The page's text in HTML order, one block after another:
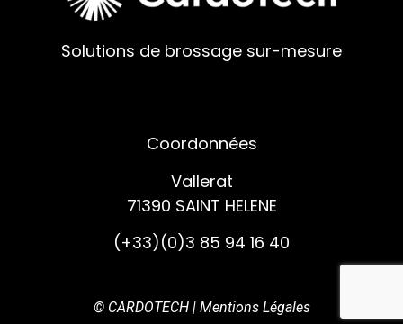
Solutions de brossage sur-mesure
Coordonnées
Vallerat
71390 SAINT HELENE
(+33)(0)3 85 94 16 40
© CARDOTECH | Mentions Légales